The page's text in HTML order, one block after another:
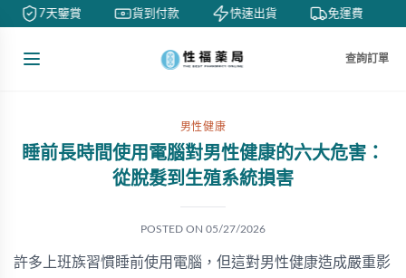
7天鑒賞 貨到付款 快速出貨 免運費
查詢訂單
男性健康
睡前長時間使用電腦對男性健康的六大危害：
從脫髮到生殖系統損害
POSTED ON 05/27/2026
許多上班族習慣睡前使用電腦，但這對男性健康造成嚴重影